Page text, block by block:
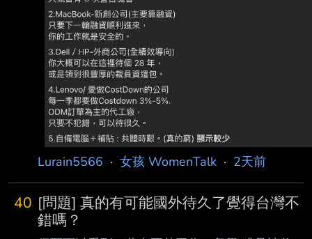
Lurain5566 · 女孩 WomenTalk · 2天前
40 [問題] 真的有可能國外待久了覺得台灣不
錯嗎？